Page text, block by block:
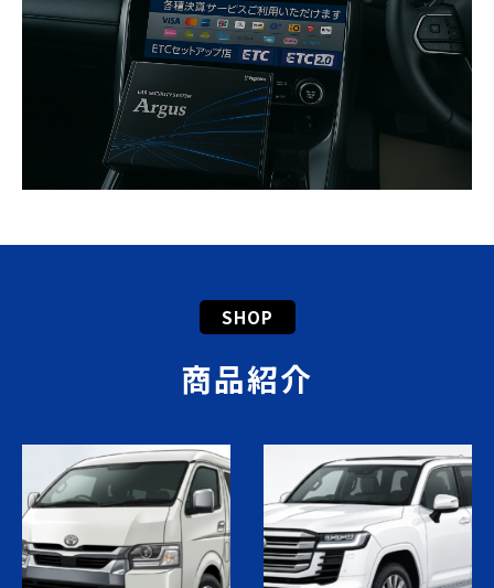
SHOP
商品紹介